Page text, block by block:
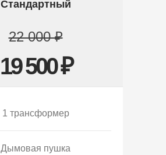
Стандартный
22 000 ₽
19 500 ₽
1 трансформер
Дымовая пушка